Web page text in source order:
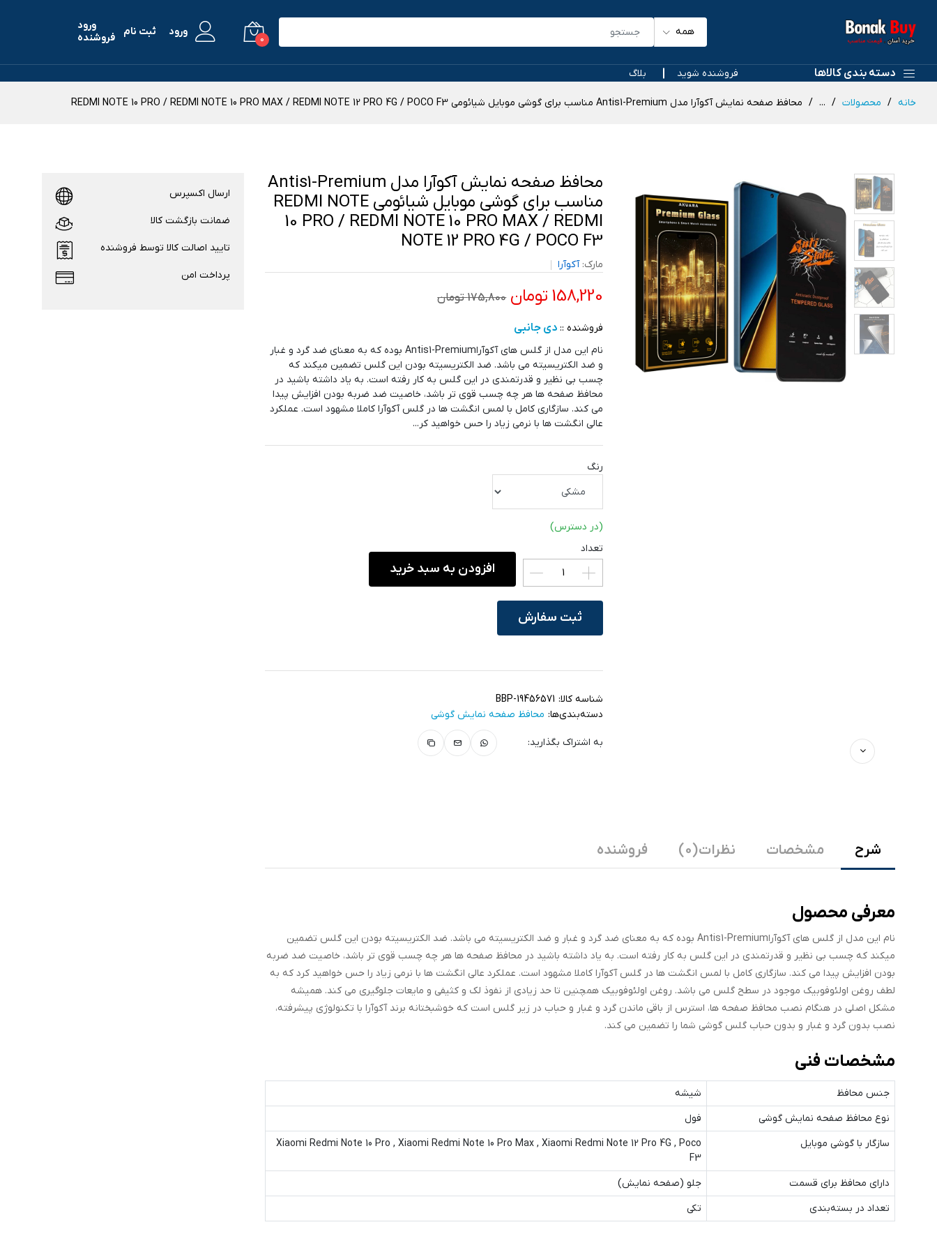
همه
0
ورود ثبت نام
ورود
فروشنده
دسته بندی کالاها فروشنده شوید بلاگ
خانه محصولات ... محافظ صفحه نمایش آکوآرا مدل Antis1-Premium مناسب برای گوشی موبایل شیائومی REDMI NOTE 10 PRO / REDMI NOTE 10 PRO MAX / REDMI NOTE 12 PRO 4G / POCO F3
محافظ صفحه نمایش آکوآرا مدل Antis1-Premium
مناسب برای گوشی موبایل شیائومی REDMI NOTE
10 PRO / REDMI NOTE 10 PRO MAX / REDMI
NOTE 12 PRO 4G / POCO F3
مارک:آکوآرا
158,220 تومان 175,800 تومان
فروشنده :: دی جانبی
نام این مدل از گلس های آکوآراAntis1-Premium بوده که به معنای ضد گرد و غبار
و ضد الکتریسیته می باشد. ضد الکتریسیته بودن این گلس تضمین میکند که
چسب بی نظیر و قدرتمندی در این گلس به کار رفته است. به یاد داشته باشید در
محافظ صفحه ها هر چه چسب قوی تر باشد، خاصیت ضد ضربه بودن افزایش پیدا
می کند. سازگاری کامل با لمس انگشت ها در گلس آکوآرا کاملا مشهود است. عملکرد
عالی انگشت ها با نرمی زیاد را حس خواهید کر...
رنگ
(در دسترس)
تعداد
افزودن به سبد خرید
ثبت سفارش
شناسه کالا: BBP-19456571
دسته‌بندی‌ها: محافظ صفحه نمایش گوشی
به اشتراک بگذارید:
شرح مشخصات نظرات (0) فروشنده
معرفی محصول
نام این مدل از گلس های آکوآراAntis1-Premium بوده که به معنای ضد گرد و غبار و ضد الکتریسیته می باشد. ضد الکتریسیته بودن این گلس تضمین
میکند که چسب بی نظیر و قدرتمندی در این گلس به کار رفته است. به یاد داشته باشید در محافظ صفحه ها هر چه چسب قوی تر باشد، خاصیت ضد ضربه
بودن افزایش پیدا می کند. سازگاری کامل با لمس انگشت ها در گلس آکوآرا کاملا مشهود است. عملکرد عالی انگشت ها با نرمی زیاد را حس خواهید کرد که به
لطف روغن اولئوفوبیک موجود در سطح گلس می باشد. روغن اولئوفوبیک همچنین تا حد زیادی از نفوذ لک و کثیفی و مایعات جلوگیری می کند. همیشه
مشکل اصلی در هنگام نصب محافظ صفحه ها، استرس از باقی ماندن گرد و غبار و حباب در زیر گلس است که خوشبختانه برند آکوآرا با تکنولوژی پیشرفته،
نصب بدون گرد و غبار و بدون حباب گلس گوشی شما را تضمین می کند.
مشخصات فنی
جنس محافظ
شیشه
نوع محافظ صفحه نمایش گوشی
فول
سازگار با گوشی موبایل
Xiaomi Redmi Note 10 Pro , Xiaomi Redmi Note 10 Pro Max , Xiaomi Redmi Note 12 Pro 4G , Poco
F3
دارای محافظ برای قسمت
جلو (صفحه نمایش)
تعداد در بسته‌بندی
تکی
ارسال اکسپرس
ضمانت بازگشت کالا
تایید اصالت کالا توسط فروشنده
پرداخت امن